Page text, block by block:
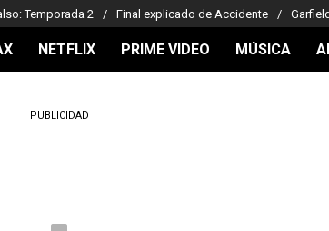
Temporada 2 Final explicado de Accidente
NETFLIX PRIME VIDEO MÚSICA
PUBLICIDAD